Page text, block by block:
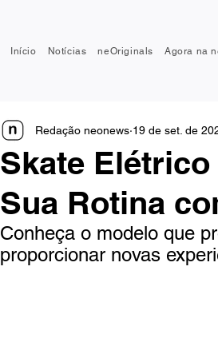
Início Notícias neOriginals Agora na
Skate
Sua Rotina
Redação neonews 19 de set. de
Conheça o modelo que
proporcionar novas